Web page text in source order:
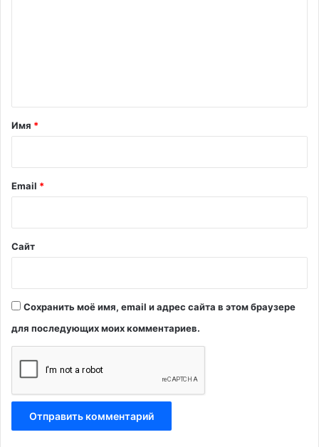
о
к
о
м
е
н
т
а
р
и
я
м
а
й
Имя *
Email *
Сайт
Сохранить моё имя, email и адрес сайта в этом браузере
для последующих моих комментариев.